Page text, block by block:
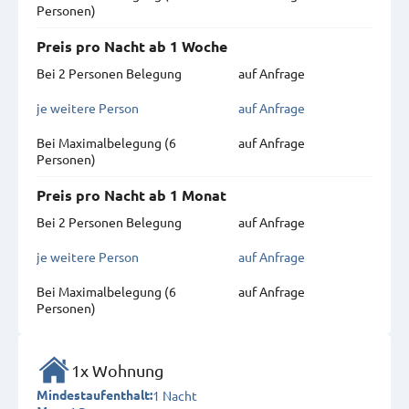
Personen)
Preis pro Nacht ab 1 Woche
Bei 2 Personen Belegung
auf Anfrage
je weitere Person auf Anfrage
Bei Maximal­belegung (6
Personen)
auf Anfrage
Preis pro Nacht ab 1 Monat
Bei 2 Personen Belegung
auf Anfrage
je weitere Person auf Anfrage
Bei Maximal­belegung (6
Personen)
auf Anfrage
1x Wohnung
Mindestaufenthalt:1 Nacht